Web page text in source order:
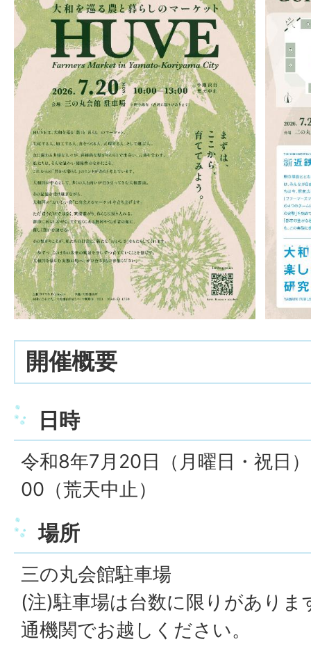
開催概要
日時
令和8年7月20日（月曜日・祝日
00（荒天中止）
場所
三の丸会館駐車場
(注)駐車場は台数に限りがありま
通機関でお越しください。